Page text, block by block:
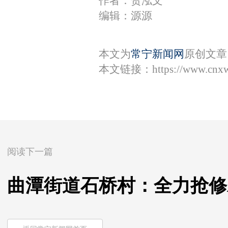
编辑：源源
本文为常宁新闻网 原创文
本文链接： https://
阅读下一篇
曲潭街道石桥村：全力抢